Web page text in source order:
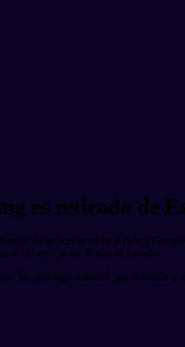
es retirado de
de aplicaciones de Apple y
del equipo de Wallet of Satoshi.
Sin embargo, admitió que entendía